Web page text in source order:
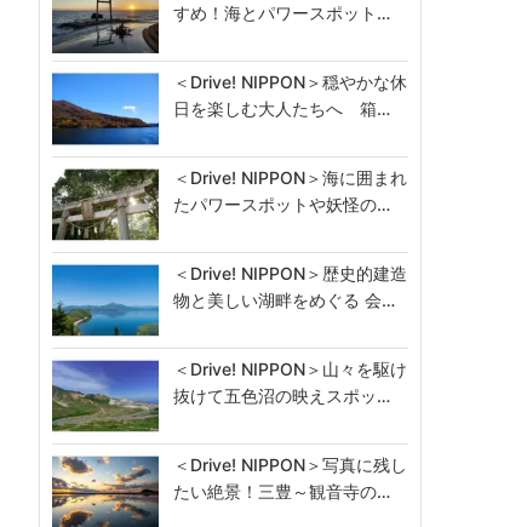
すめ！海とパワースポット…
＜Drive! NIPPON＞穏やかな休
日を楽しむ大人たちへ 箱…
＜Drive! NIPPON＞海に囲まれ
たパワースポットや妖怪の…
＜Drive! NIPPON＞歴史的建造
物と美しい湖畔をめぐる 会…
＜Drive! NIPPON＞山々を駆け
抜けて五色沼の映えスポッ…
＜Drive! NIPPON＞写真に残し
たい絶景！三豊～観音寺の…